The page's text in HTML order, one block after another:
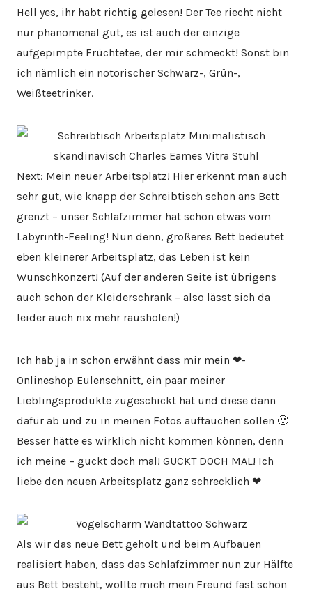
Hell yes, ihr habt richtig gelesen! Der Tee riecht nicht
nur phänomenal gut, es ist auch der einzige
aufgepimpte Früchtetee, der mir schmeckt! Sonst bin
ich nämlich ein notorischer Schwarz-, Grün-,
Weißteetrinker.
Next: Mein neuer Arbeitsplatz! Hier erkennt man auch
sehr gut, wie knapp der Schreibtisch schon ans Bett
grenzt – unser Schlafzimmer hat schon etwas vom
Labyrinth-Feeling! Nun denn, größeres Bett bedeutet
eben kleinerer Arbeitsplatz, das Leben ist kein
Wunschkonzert! (Auf der anderen Seite ist übrigens
auch schon der Kleiderschrank – also lässt sich da
leider auch nix mehr rausholen!)
Ich hab ja in schon erwähnt dass mir mein ❤-
Onlineshop Eulenschnitt, ein paar meiner
Lieblingsprodukte zugeschickt hat und diese dann
dafür ab und zu in meinen Fotos auftauchen sollen 🙂
Besser hätte es wirklich nicht kommen können, denn
ich meine – guckt doch mal! GUCKT DOCH MAL! Ich
liebe den neuen Arbeitsplatz ganz schrecklich ❤
Als wir das neue Bett geholt und beim Aufbauen
realisiert haben, dass das Schlafzimmer nun zur Hälfte
aus Bett besteht, wollte mich mein Freund fast schon